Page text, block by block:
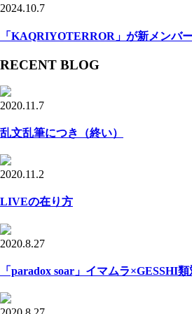
2024.10.7
「KAQRIYOTERROR」が新メンバ
RECENT BLOG
2020.11.7
乱文乱筆につき（終い）
2020.11.2
LIVEの在り方
2020.8.27
「paradox soar」イマムラ×GESSHI類